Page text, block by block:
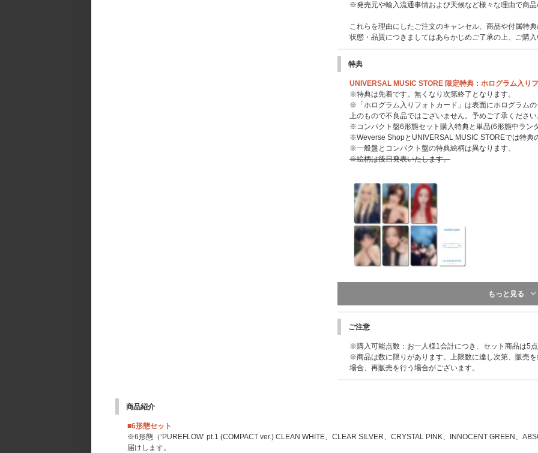
※発売元や輸入流通事情および天候など様々な理由で商品
これらを理由にしたご注文のキャンセル、商品や付属特
状態・品質につきましてはあらかじめご了承の上、ご購
特典
UNIVERSAL MUSIC STORE 限定特典：ホログラム入り
※特典は先着です。無くなり次第終了となります。
※「ホログラム入りフォトカード」は表面にホログラム
上のもので不良品ではございません。予めご了承ください
※コンパクト盤6形態セット購入特典と単品(6形態中ラン
※Weverse ShopとUNIVERSAL MUSIC STOREでは特典
※一般盤とコンパクト盤の特典絵柄は異なります。
※絵柄は後日発表いたします。
CD1枚ご購入につき「応募抽選用シリアルナンバー」を1
※4形態セット購入の場合は「応募抽選用シリアルナンバ
ットの場合は10点差し上げます。
※UNIVERSAL MUSIC STOREでは商品と同梱して「応募
※イベントの詳細は上記HPよりご確認ください。
もっと見る
ご注意
※購入可能点数：お一人様1会計につき、セット商品は5点
※商品は数に限りがあります。上限数に達し次第、販売
場合、再販売を行う場合がございます。
商品紹介
■6形態セット
※6形態（‘PUREFLOW’ pt.1 (COMPACT ver.) CLEAN WHITE、CLEAR SILVER、CRYSTAL PINK、INNOCENT GREEN、
届けします。